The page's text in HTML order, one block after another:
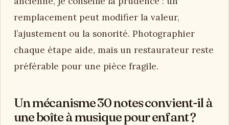
remplacement peut modifier la valeur,
l’ajustement ou la sonorité. Photographier
chaque étape aide, mais un restaurateur reste
préférable pour une pièce fragile.
Un mécanisme 30 notes convient-il à
une boîte à musique pour enfant ?